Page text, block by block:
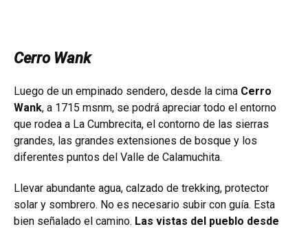
Cerro Wank
Luego de un empinado sendero, desde la cima Cerro
Wank, a 1715 msnm, se podrá apreciar todo el entorno
que rodea a La Cumbrecita, el contorno de las sierras
grandes, las grandes extensiones de bosque y los
diferentes puntos del Valle de Calamuchita.
Llevar abundante agua, calzado de trekking, protector
solar y sombrero. No es necesario subir con guía. Esta
bien señalado el camino. Las vistas del pueblo desde